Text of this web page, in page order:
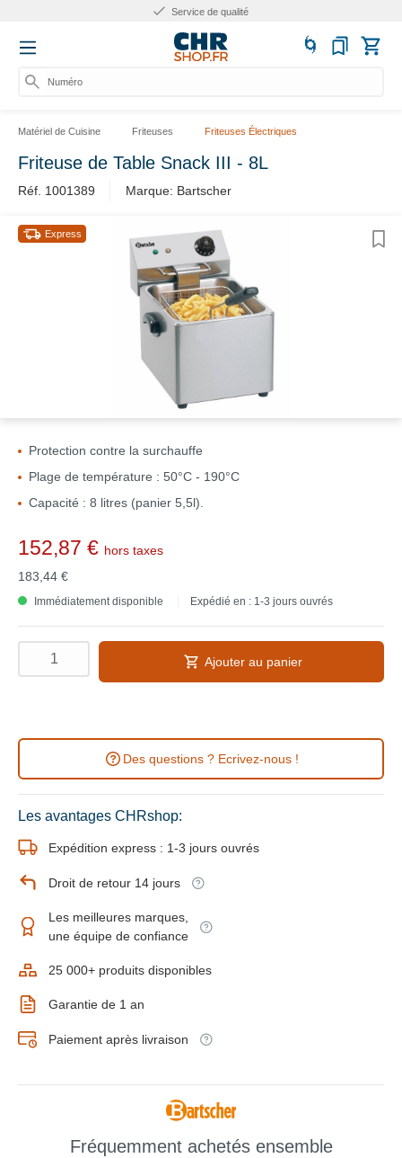
Service de qualité
Numéro d'
Matériel de Cuisine Friteuses Friteuses Électriques
Friteuse de Table Snack III - 8L
Réf. 1001389 Marque: Bartscher
Express
Protection contre la surchauffe
Plage de température : 50°C - 190°C
Capacité : 8 litres (panier 5,5l).
152,87 € hors taxes
183,44 €
Immédiatement disponible Expédié en : 1-3 jours ouvrés
Ajouter au panier
Des questions ? Ecrivez-nous !
Les avantages CHRshop:
Expédition express : 1-3 jours ouvrés
Droit de retour 14 jours
Les meilleures marques,
une équipe de confiance
25 000+ produits disponibles
Garantie de 1 an
Paiement après livraison
Fréquemment achetés ensemble